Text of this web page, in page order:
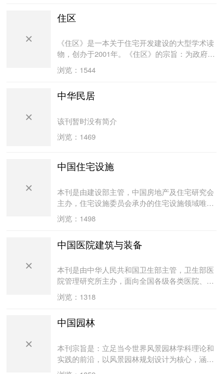
省建设系统广大职工和领导的一致认可与赞誉。
建设技术政策，报道住宅产业优秀成果，以科技
住区
《住区》是一本关于住宅开发建设的大型学术读
物，创办于2001年。《住区》的宗旨：为政府职
能部门、相关技术与研究人员和房地产发展商提
供一个交流、沟通的平台。《住区》采用主题办
外先进的规划设计理论；刊登国内外优秀的住区
绍政府部门对住区开发的宏观指导性政策和建
浏览：1544
中华民居
该刊暂时没有简介
浏览：1469
中国住宅设施
本刊是由建设部主管，中国房地产及住宅研究会
主办，住宅设施委员会承办的住宅设施领域唯一
的中央级专业性科技类期刊。本刊集经济、技
术、信息于一体，深入、生动、及时、全面的反
况。读者对象为全国各地房地产开发企业、建筑
公司、住宅设施生产企业及大专院校，内容涵盖
房地产研究、建筑设计、住宅厨卫技术、水务技
术、暖通空调、建筑五金、绿色建材、小区配套
住环境、示范工程及企业家论坛、投资、市场分
面，期刊定位为为企业高层决策提供参考。
浏览：1498
中国医院建筑与装备
本刊是由中华人民共和国卫生部主管，卫生部医
院管理研究所主办，面向全国各级各类医院、相
关产业教学科研单位的国家级专业学术期刊。是
以宣传贯彻国家有关政策法规规范，报道医院建
经验，增进设计、施工、生产、销售、使用、维
果、新技术的转化和应用，推广新材料、新技
术，推动我国医院建筑和装备的创新，提高医院
浏览：1318
中国园林
本刊宗旨是：立足当今世界风景园林学科理论和
实践的前沿，以风景园林规划设计为核心，涵盖
学科各主要拓展领域和方向，开展学术理论和科